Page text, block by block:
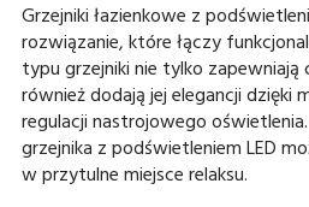
Grzejniki łazienkowe z
rozwiązanie, które łączy
typu grzejniki nie tylko zapewniają
również dodają jej elegancji dzięki
regulacji nastrojowego
grzejnika z podświetleniem LED
w przytulne miejsce relaksu.